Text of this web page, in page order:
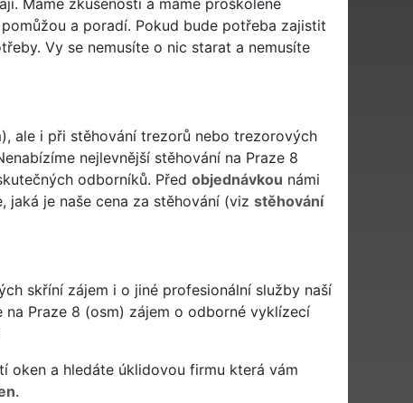
a poradí. Pokud bude potřeba zajistit
Vy se nemusíte o nic starat a nemusíte
ale i při stěhování trezorů nebo trezorových
nejlevnější stěhování na Praze 8
odborníků. Před objednávkou námi
jaká je naše cena za stěhování (viz stěhování
skříní zájem i o jiné profesionální služby naší
na Praze 8 (osm) zájem o odborné vyklízecí
oken a hledáte úklidovou firmu která vám
.